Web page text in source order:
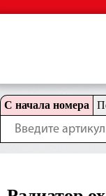
С начала номера